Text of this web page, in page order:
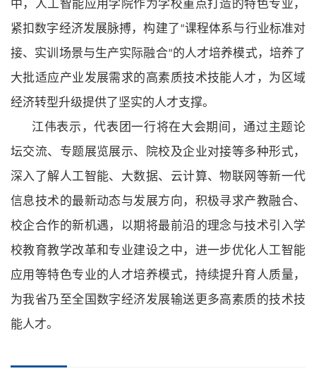
中，人工智能应用学院作为学校重点打造的特色专业，
紧扣数字经济发展脉搏，构建了“课程体系与行业标准对
接、实训场景与生产实际融合”的人才培养模式，培养了
大批适应产业发展需求的高素质技术技能人才，为区域
经济转型升级提供了坚实的人才支撑。
江伟表示，代表团一行将在大会期间，通过主题论
坛交流、专题展览展示、院校及企业对接等多种形式，
深入了解人工智能、大数据、云计算、物联网等新一代
信息技术的最新动态与发展方向，积极寻求产教融合、
校企合作的新机遇，以期将最前沿的理念与技术引入学
校教育教学改革和专业建设之中，进一步优化人工智能
应用等特色专业的人才培养模式，持续提升育人质量，
为我省乃至全国数字经济发展输送更多高素质的技术技
能人才。